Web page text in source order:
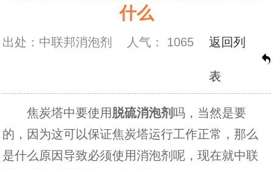
什么
出处：中联邦消泡剂 人气： 1065 返回列
表
焦炭塔中要使用脱硫消泡剂 吗，当然是要
的，因为这可以保证焦炭塔运行工作正常，那么
是什么原因导致必须使用消泡剂呢，现在就中联